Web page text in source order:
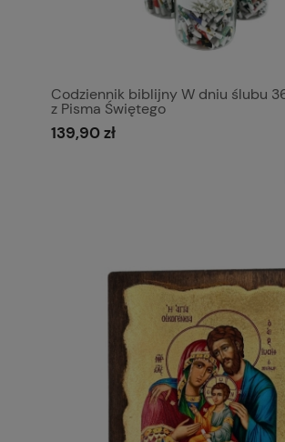
Codziennik biblijny W dniu ślubu
z Pisma Świętego
139,90 zł